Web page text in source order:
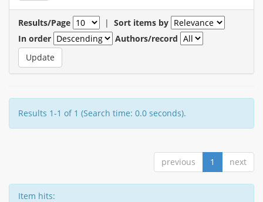
Results/Page | Sort items by
In order
Authors/record
Results 1-1 of 1 (Search time: 0.0 seconds).
previous 1 next
Item hits: